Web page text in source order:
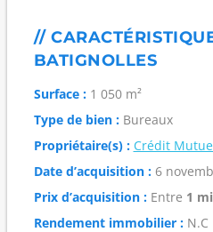
//
BATIGNOLLES
Surface :1 050 m²
Type de bien :Bureaux
Propriétaire(s) : Crédit
Date d’acquisition :6
Prix d’acquisition :Entre 1
Rendement immobilier :N.C